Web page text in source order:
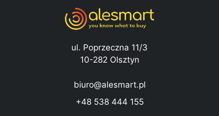
ul. Poprzeczna 11/3
10-282 Olsztyn
biuro@alesmart.pl
+48 538 444 155